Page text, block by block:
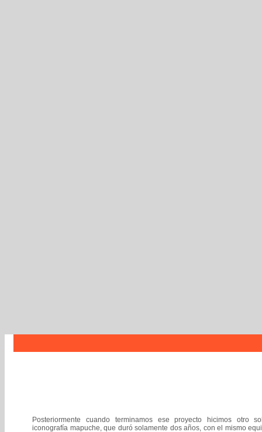
Posteriormente cuando terminamos ese proyecto hicimos otro
iconografía mapuche, que duró solamente dos años, con el mismo